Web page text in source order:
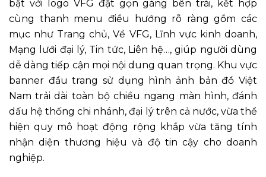
bật với logo VFG đặt gọn gàng bên trái, kết hợp
cùng thanh menu điều hướng rõ ràng gồm các
mục như Trang chủ, Về VFG, Lĩnh vực kinh doanh,
Mạng lưới đại lý, Tin tức, Liên hệ…, giúp người dùng
dễ dàng tiếp cận mọi nội dung quan trọng. Khu vực
banner đầu trang sử dụng hình ảnh bản đồ Việt
Nam trải dài toàn bộ chiều ngang màn hình, đánh
dấu hệ thống chi nhánh, đại lý trên cả nước, vừa thể
hiện quy mô hoạt động rộng khắp vừa tăng tính
nhận diện thương hiệu và độ tin cậy cho doanh
nghiệp.